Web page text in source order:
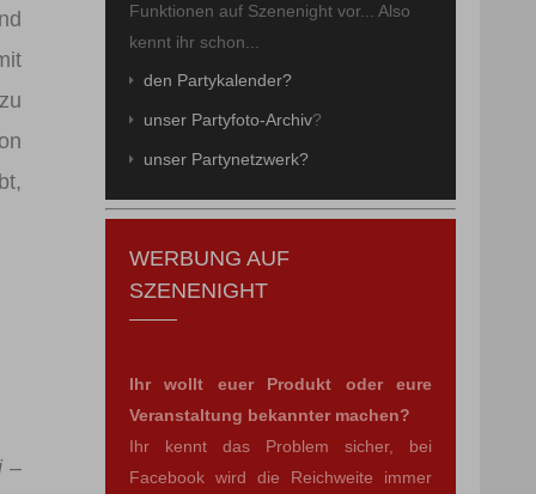
–
Funktionen auf Szenenight vor... Also
kennt ihr schon...
den Partykalender?
unser Partyfoto-Archiv?
unser Partynetzwerk?
WERBUNG AUF
SZENENIGHT
Ihr wollt euer Produkt oder eure
Veranstaltung bekannter machen?
Ihr kennt das Problem sicher, bei
Facebook wird die Reichweite immer